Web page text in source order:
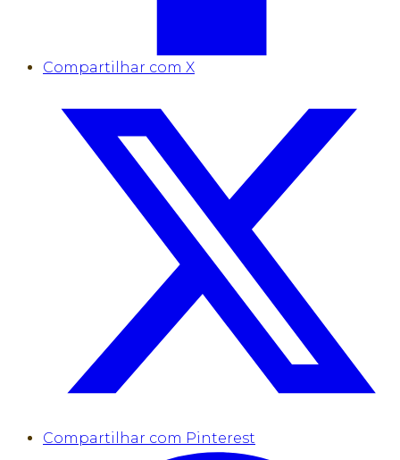
Compartilhar com X
Compartilhar com Pinterest